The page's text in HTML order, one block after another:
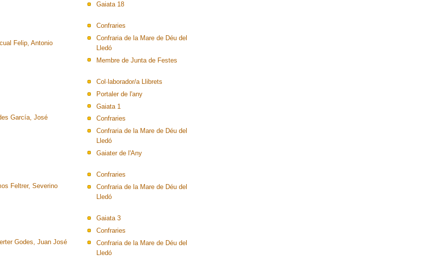
Gaiata 18
Felip, Antonio
Confraries
Confraria de la Mare de Déu del
Lledó
Membre de Junta de Festes
García, José
Col·laborador/a Llibrets
Portaler de l'any
Gaiata 1
Confraries
Confraria de la Mare de Déu del
Lledó
Gaiater de l'Any
Feltrer, Severino
Confraries
Confraria de la Mare de Déu del
Lledó
Godes, Juan José
Gaiata 3
Confraries
Confraria de la Mare de Déu del
Lledó